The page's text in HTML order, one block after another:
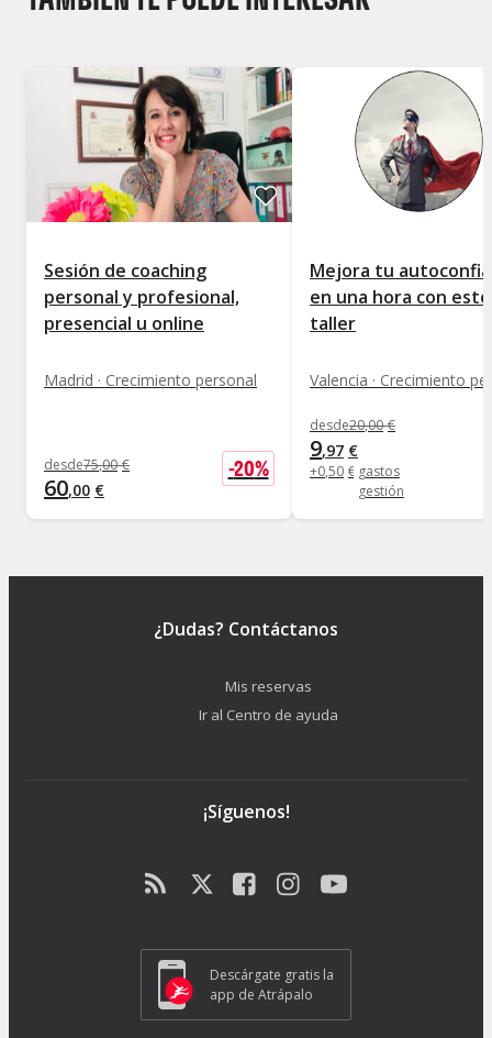
Sesión de coaching
personal y profesional,
presencial u online
Madrid · Crecimiento personal
desde75,00 €
60,00 €
-20%
Mejora tu
en una hora con este
taller
Valencia · Crecimiento
desde20,00 €
9,97 €
+0,50 € gastos
gestión
¿Dudas? Contáctanos
Mis reservas
Ir al Centro de ayuda
¡Síguenos!
Descárgate gratis la
app de Atrápalo